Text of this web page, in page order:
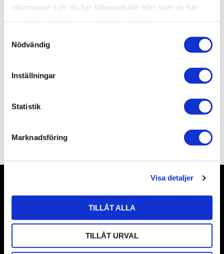
information som du har tillhandahållit eller som de har
l
Nödvändig
Inställningar
Statistik
Marknadsföring
Visa detaljer
TILLÅT ALLA
TILLÅT URVAL
This set includes:
A.MIG-3528 Sky Blue
Omdömen
Nyhetsbrev
Prenumerera